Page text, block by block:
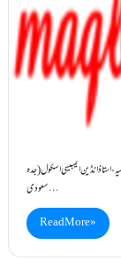
، استاذانڈین ایمبیسی اسکول(جدہ
سعودی…
Read More »